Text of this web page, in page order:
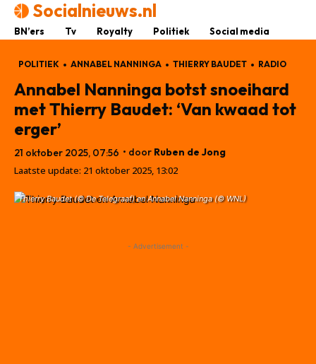
Socialnieuws.nl
BN’ers Tv Royalty Politiek Social media
POLITIEK ANNABEL NANNINGA THIERRY BAUDET RADIO
Annabel Nanninga botst snoeihard
met Thierry Baudet: ‘Van kwaad tot
erger’
21 oktober 2025, 07:56 • door Ruben de Jong
Laatste update: 21 oktober 2025, 13:02
Thierry Baudet (© De Telegraaf) en Annabel Nanninga (© WNL)
- Advertisement -